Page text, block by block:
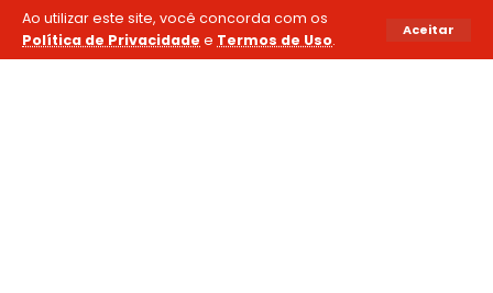
Ao utilizar este site, você concorda com os
Política de Privacidade e Termos de Uso.
Aceitar